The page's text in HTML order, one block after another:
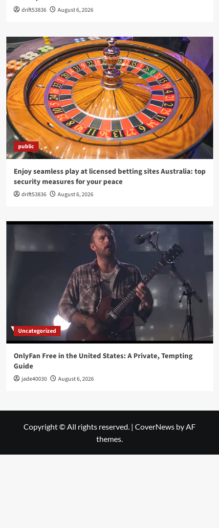
drift53836 August 6, 2026
public
Enjoy seamless play at licensed betting sites Australia: top
security measures for your peace
drift53836 August 6, 2026
Uncategorized
OnlyFan Free in the United States: A Private, Tempting
Guide
jade40030 August 6, 2026
Copyright © All rights reserved. | CoverNews by AF
themes.